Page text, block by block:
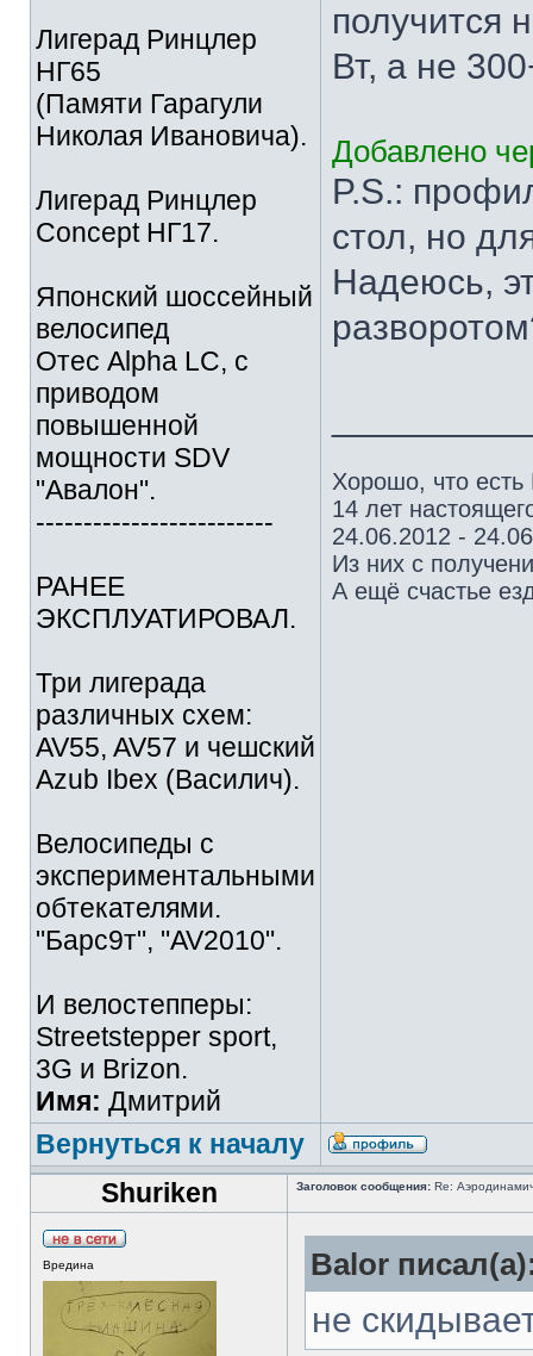
Лигерад Ринцлер
НГ65
(Памяти Гарагули
Николая Ивановича).
Лигерад Ринцлер
Concept НГ17.
Японский шоссейный
велосипед
Отес Alpha LC, с
приводом
повышенной
мощности SDV
"Авалон".
-------------------------
РАНЕЕ
ЭКСПЛУАТИРОВАЛ.
Три лигерада
различных схем:
AV55, AV57 и чешский
Azub Ibex (Василич).
Велосипеды с
экспериментальными
обтекателями.
"Барс9т", "AV2010".
И велостепперы:
Streetstepper sport,
3G и Brizon.
Имя: Дмитрий
получится
Вт, а не
Добавлено
P.S.:
стол, но
Надеюсь,
Хорошо, что
14 лет
24.06.2012 -
Из них с
А ещё счастье
Вернуться к началу
Shuriken
Заголовок сообщения: Re:
Вредина Balor
не